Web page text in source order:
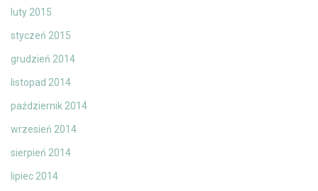
luty 2015
styczeń 2015
grudzień 2014
listopad 2014
październik 2014
wrzesień 2014
sierpień 2014
lipiec 2014